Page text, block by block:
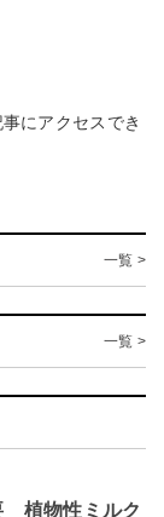
にアクセスでき
一覧 >
一覧 >
植物性ミルク